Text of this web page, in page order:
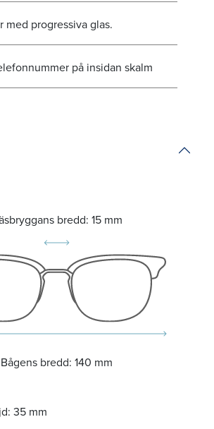
med progressiva glas.
på insidan skalm
bredd: 15 mm
Bågens bredd: 140 mm
35 mm